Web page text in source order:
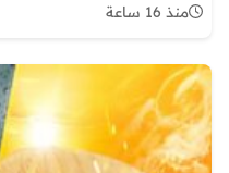
منذ 16 ساعة